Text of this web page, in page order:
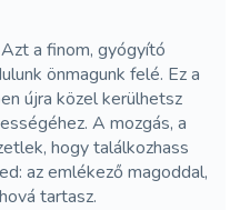
a finom, gyógyító
önmagunk felé. Ez a
újra közel kerülhetsz
A mozgás, a
hogy találkozhass
az emlékező magoddal,
tartasz.